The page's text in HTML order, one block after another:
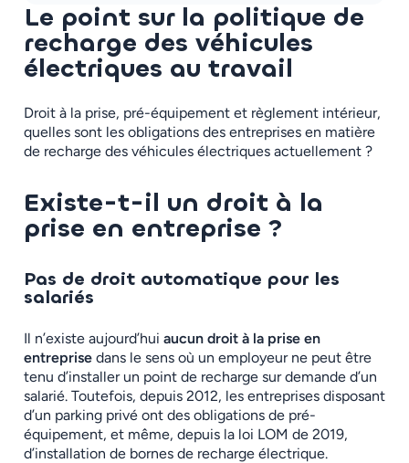
Le point sur la politique de
recharge des véhicules
électriques au travail
Droit à la prise, pré-équipement et règlement intérieur,
quelles sont les obligations des entreprises en matière
de recharge des véhicules électriques actuellement ?
Existe-t-il un droit à la
prise en entreprise ?
Pas de droit automatique pour les
salariés
Il n’existe aujourd’hui aucun droit à la prise en
entreprise dans le sens où un employeur ne peut être
tenu d’installer un point de recharge sur demande d’un
salarié. Toutefois, depuis 2012, les entreprises disposant
d’un parking privé ont des obligations de pré-
équipement, et même, depuis la loi LOM de 2019,
d’installation de bornes de recharge électrique.